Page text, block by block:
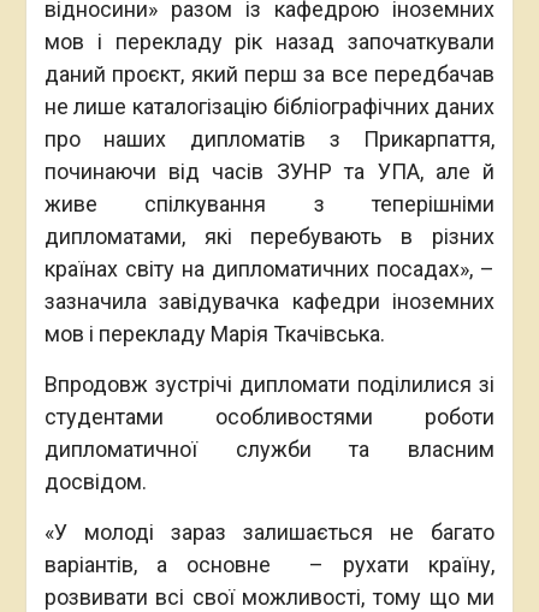
відносини» разом із кафедрою іноземних
мов і перекладу рік назад започаткували
даний проєкт, який перш за все передбачав
не лише каталогізацію бібліографічних даних
про наших дипломатів з Прикарпаття,
починаючи від часів ЗУНР та УПА, але й
живе спілкування з теперішніми
дипломатами, які перебувають в різних
країнах світу на дипломатичних посадах», –
зазначила завідувачка кафедри іноземних
мов і перекладу Марія Ткачівська.
Впродовж зустрічі дипломати поділилися зі
студентами особливостями роботи
дипломатичної служби та власним
досвідом.
«У молоді зараз залишається не багато
варіантів, а основне – рухати країну,
розвивати всі свої можливості, тому що ми